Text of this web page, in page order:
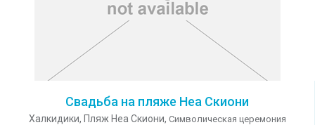
Свадьба на пляже Неа Скиони
Халкидики, Пляж Неа Скиони, Символическая церемония